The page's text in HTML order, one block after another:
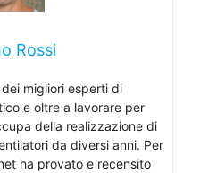
Rossi
dei migliori esperti di
e oltre a lavorare per
della realizzazione di
da diversi anni. Per
ha provato e recensito